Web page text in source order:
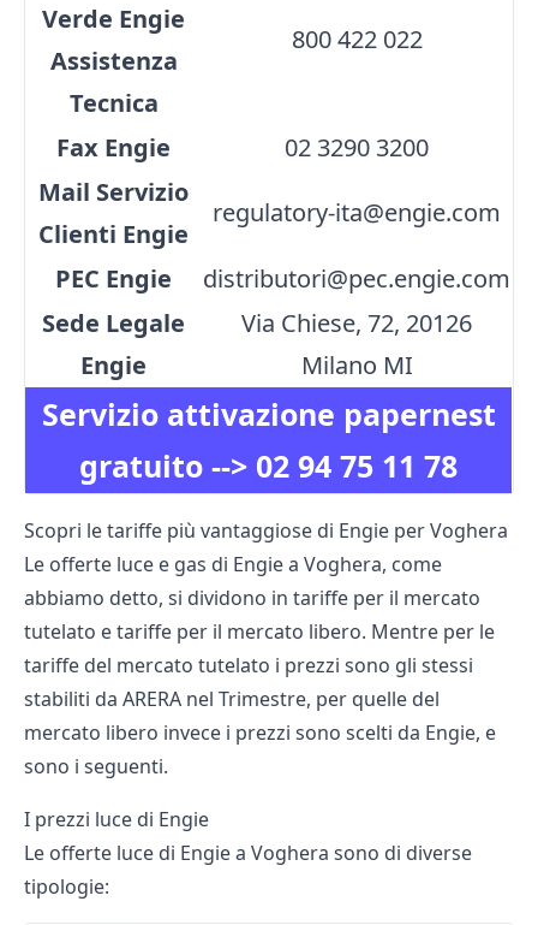
Servizio attivazione papernest
gratuito --> 02 94 75 11 78
Verde Engie
Assistenza
Tecnica
800 422 022
Fax Engie
02 3290 3200
Mail Servizio
Clienti Engie
regulatory-ita@engie.com
PEC Engie
distributori@pec.engie.com
Sede Legale
Engie
Via Chiese, 72, 20126
Milano MI
Scopri le tariffe più vantaggiose di Engie per Voghera
Le offerte luce e gas di Engie a Voghera, come
abbiamo detto, si dividono in tariffe per il mercato
tutelato e tariffe per il mercato libero. Mentre per le
tariffe del mercato tutelato i prezzi sono gli stessi
stabiliti da ARERA nel Trimestre, per quelle del
mercato libero invece i prezzi sono scelti da Engie, e
sono i seguenti.
I prezzi luce di Engie
Le offerte luce di Engie a Voghera sono di diverse
tipologie: